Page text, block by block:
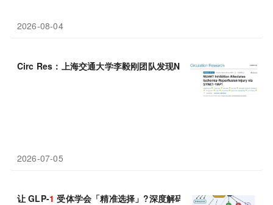
2026-08-04
Circ Res：上海交通大学李毅刚团队发现NUAK1-SYNE -YAP1
2026-07-05
让 GLP-1 受体学会「精准选择」?深度解码偏向型 GLP-1RA 激